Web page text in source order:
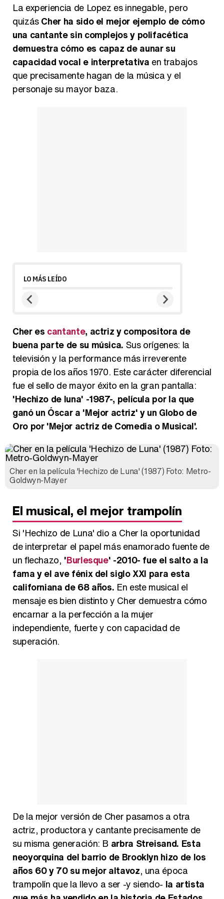
La experiencia de Lopez es innegable, pero
quizásCher ha sido el mejor ejemplo de cómo
una cantante sin complejos y polifacética
demuestra cómo es capaz de aunar su
capacidad vocal e interpretativa en trabajos
que precisamente hagan de la música y el
personaje su mayor baza.
LO MÁS LEÍDO
Cher es cantante, actriz y compositora de
buena parte de su música. Sus orígenes: la
televisión y la performance más irreverente
propia de los años 1970. Este carácter diferencial
fue el sello de mayor éxito en la gran pantalla:
'Hechizo de luna' -1987-, película por la que
ganó un Óscar a 'Mejor actriz' y un Globo de
Oro por 'Mejor actriz de Comedia o Musical'.
Cher en la película 'Hechizo de Luna' (1987) Foto: Metro-
Goldwyn-Mayer
El musical, el mejor trampolín
Si 'Hechizo de Luna' dio a Cher la oportunidad
de interpretar el papel más enamorado fuente de
un flechazo, 'Burlesque' -2010- fue el salto a la
fama y el ave fénix del siglo XXI para esta
californiana de 68 años. En este musical el
mensaje es bien distinto y Cher demuestra cómo
encarnar a la perfección a la mujer
independiente, fuerte y con capacidad de
superación.
De la mejor versión de Cher pasamos a otra
actriz, productora y cantante precisamente de
su misma generación: B arbra Streisand. Esta
neoyorquina del barrio de Brooklyn hizo de los
años 60 y 70 su mejor altavoz, una época
trampolín que la llevo a ser -y siendo- la artista